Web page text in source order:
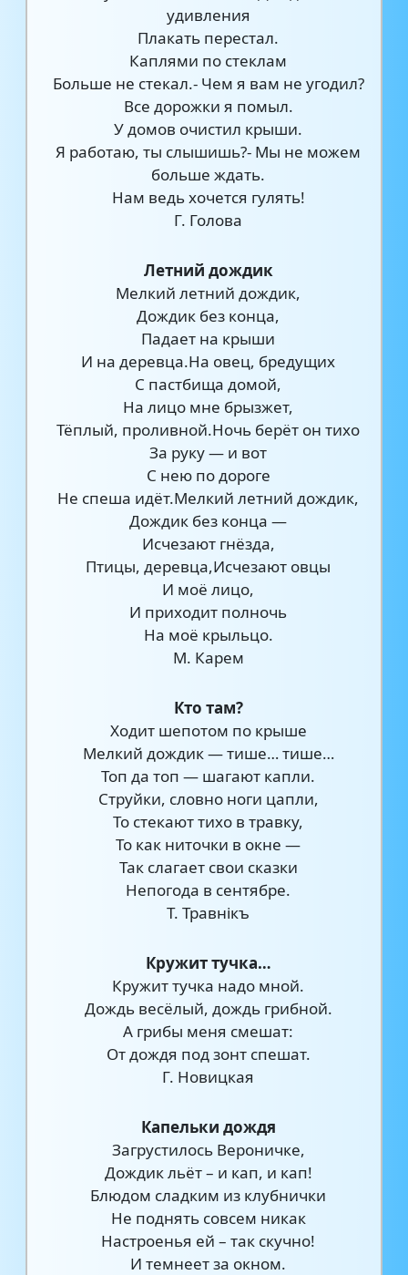
удивления
Плакать перестал.
Каплями по стеклам
Больше не стекал.- Чем я вам не угодил?
Все дорожки я помыл.
У домов очистил крыши.
Я работаю, ты слышишь?- Мы не можем
больше ждать.
Нам ведь хочется гулять!
Г. Голова
Летний дождик
Мелкий летний дождик,
Дождик без конца,
Падает на крыши
И на деревца.На овец, бредущих
С пастбища домой,
На лицо мне брызжет,
Тёплый, проливной.Ночь берёт он тихо
За руку — и вот
С нею по дороге
Не спеша идёт.Мелкий летний дождик,
Дождик без конца —
Исчезают гнёзда,
Птицы, деревца,Исчезают овцы
И моё лицо,
И приходит полночь
На моё крыльцо.
М. Карем
Кто там?
Ходит шепотом по крыше
Мелкий дождик — тише… тише…
Топ да топ — шагают капли.
Струйки, словно ноги цапли,
То стекают тихо в травку,
То как ниточки в окне —
Так слагает свои сказки
Непогода в сентябре.
Т. Травнiкъ
Кружит тучка…
Кружит тучка надо мной.
Дождь весёлый, дождь грибной.
А грибы меня смешат:
От дождя под зонт спешат.
Г. Новицкая
Капельки дождя
Загрустилось Вероничке,
Дождик льёт – и кап, и кап!
Блюдом сладким из клубнички
Не поднять совсем никак
Настроенья ей – так скучно!
И темнеет за окном.